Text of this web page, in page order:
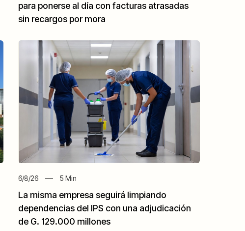
para ponerse al día con facturas atrasadas
sin recargos por mora
6/8/26 5 Min
La misma empresa seguirá limpiando
dependencias del IPS con una adjudicación
de G. 129.000 millones